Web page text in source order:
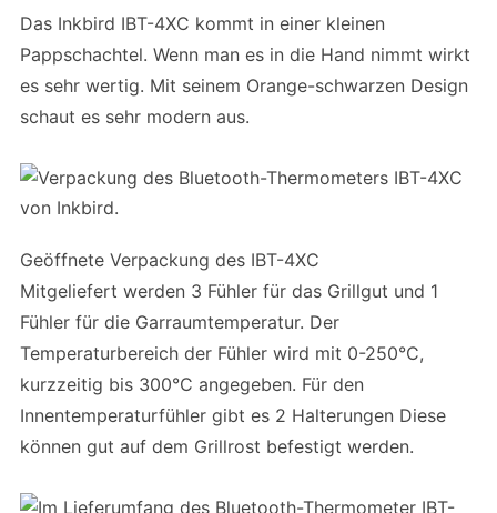
Das Inkbird IBT-4XC kommt in einer kleinen
Pappschachtel. Wenn man es in die Hand nimmt wirkt
es sehr wertig. Mit seinem Orange-schwarzen Design
schaut es sehr modern aus.
Geöffnete Verpackung des IBT-4XC
Mitgeliefert werden 3 Fühler für das Grillgut und 1
Fühler für die Garraumtemperatur. Der
Temperaturbereich der Fühler wird mit 0-250°C,
kurzzeitig bis 300°C angegeben. Für den
Innentemperaturfühler gibt es 2 Halterungen Diese
können gut auf dem Grillrost befestigt werden.